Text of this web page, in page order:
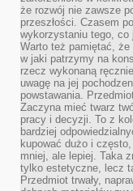
że rozwój nie zawsze
przeszłości. Czasem
wykorzystaniu tego, co
Warto też pamiętać, że
w jaki patrzymy na
rzecz wykonaną
uwagę na jej
powstawania.
Zaczyna mieć twarz
pracy i decyzji. To z
bardziej
kupować dużo i
mniej, ale lepiej. Taka
tylko estetyczne, lecz
Przedmiot trwały,